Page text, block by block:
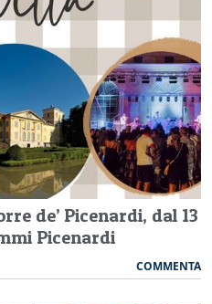
de’ Picenardi, dal 13
Picenardi
COMMENTA